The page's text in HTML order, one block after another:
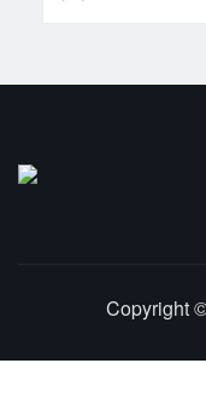
Copyright